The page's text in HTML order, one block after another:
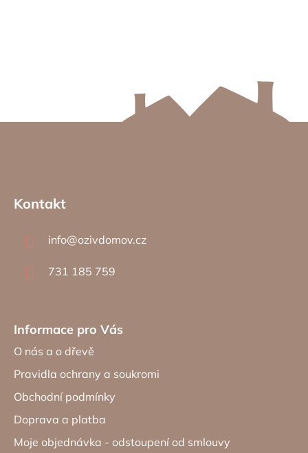
Kontakt
info@ozivdomov.cz
731 185 759
Informace pro Vás
O nás a o dřevě
Pravidla ochrany a soukromi
Obchodní podmínky
Doprava a platba
Moje objednávka - odstoupení od smlouvy